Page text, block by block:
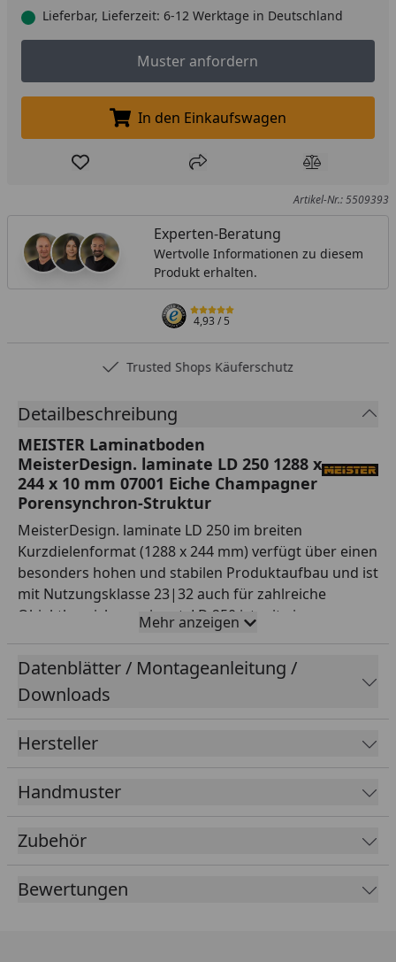
Lieferbar, Lieferzeit: 6-12 Werktage in Deutschland
Muster anfordern
Muster anfordern
In den Einkaufswagen legen
In den Einkaufswagen
Produkt zur Wunschliste hinzufügen
Teilen Produkt
Artikel-Nr.: 5509393
Experten-Beratung
Wertvolle Informationen zu diesem
Produkt erhalten.
4,93/ 5
Trusted Shops Käuferschutz
Detailbeschreibung
MEISTER Laminatboden
MeisterDesign. laminate LD 250 1288 x
244 x 10 mm 07001 Eiche Champagner
Porensynchron-Struktur
MeisterDesign. laminate LD 250 im breiten
Kurzdielenformat (1288 x 244 mm) verfügt über einen
besonders hohen und stabilen Produktaufbau und ist
mit Nutzungsklasse 23|32 auch für zahlreiche
Objektbereiche geeignet. LD 250 ist mit einer
AquaStop-Kantenimprägnierung und einer
AquaSafe+-Mittellage ausgerüstet und dadurch
wasserresistent (24 h nach NALFA). Der Boden kann
somit auch in Badezimmern verlegt werden. Die
kratzresistente Diamond Pro-Oberfläche und das
antistatische Dekorpapier runden die technischen
Vorteile ab.
Mehr anzeigen
Datenblätter / Montageanleitung /
Downloads
Hersteller
Handmuster
Zubehör
Bewertungen